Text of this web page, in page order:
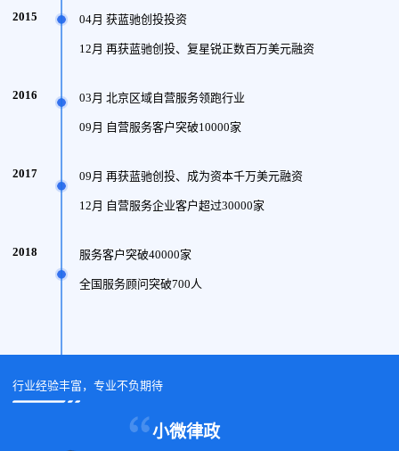
2015 04月 获蓝驰创投投资
12月 再获蓝驰创投、复星锐正数百万美元融资
2016 03月 北京区域自营服务领跑行业
09月 自营服务客户突破10000家
2017 09月 再获蓝驰创投、成为资本千万美元融资
12月 自营服务企业客户超过30000家
2018 服务客户突破40000家
全国服务顾问突破700人
行业经验丰富，专业不负期待
小微律政